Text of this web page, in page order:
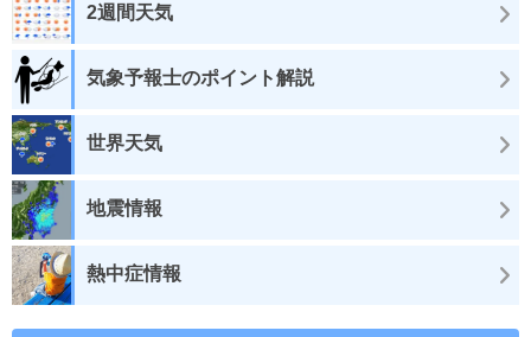
2週間天気
気象予報士のポイント解説
世界天気
地震情報
熱中症情報